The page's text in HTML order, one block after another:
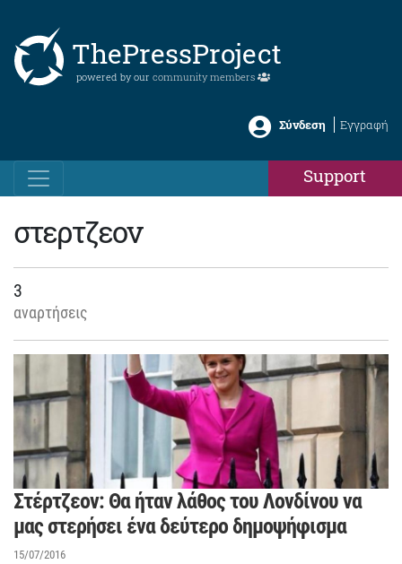
ThePressProject
powered by our community members
Σύνδεση Εγγραφή
Support
στερτζεον
3
αναρτήσεις
Στέρτζεον: Θα ήταν λάθος του Λονδίνου να
μας στερήσει ένα δεύτερο δημοψήφισμα
15/07/2016